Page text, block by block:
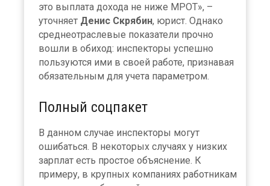
это выплата дохода не ниже МРОТ», –
уточняет Денис Скрябин, юрист. Однако
среднеотраслевые показатели прочно
вошли в обиход: инспекторы успешно
пользуются ими в своей работе, признавая
обязательным для учета параметром.
Полный соцпакет
В данном случае инспекторы могут
ошибаться. В некоторых случаях у низких
зарплат есть простое объяснение. К
примеру, в крупных компаниях работникам